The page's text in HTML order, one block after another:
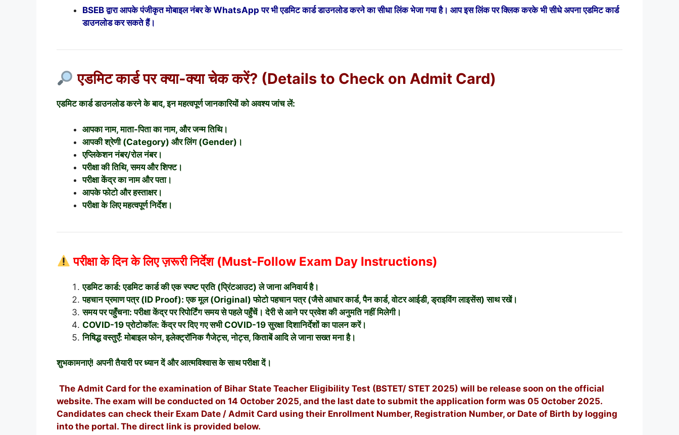
BSEB द्वारा आपके पंजीकृत मोबाइल नंबर के WhatsApp पर भी एडमिट कार्ड डाउनलोड करने का सीधा लिंक भेजा गया है। आप इस लिंक पर क्लिक करके भी सीधे अपना एडमिट कार्ड
डाउनलोड कर सकते हैं।
एडमिट कार्ड पर क्या-क्या चेक करें? (Details to Check on Admit Card)
एडमिट कार्ड डाउनलोड करने के बाद, इन महत्वपूर्ण जानकारियों को अवश्य जांच लें:
आपका नाम, माता-पिता का नाम, और जन्म तिथि।
आपकी श्रेणी (Category) और लिंग (Gender)।
एप्लिकेशन नंबर/रोल नंबर।
परीक्षा की तिथि, समय और शिफ्ट।
परीक्षा केंद्र का नाम और पता।
आपके फोटो और हस्ताक्षर।
परीक्षा के लिए महत्वपूर्ण निर्देश।
परीक्षा के दिन के लिए ज़रूरी निर्देश (Must-Follow Exam Day Instructions)
एडमिट कार्ड: एडमिट कार्ड की एक स्पष्ट प्रति (प्रिंटआउट) ले जाना अनिवार्य है।
पहचान प्रमाण पत्र (ID Proof): एक मूल (Original) फोटो पहचान पत्र (जैसे आधार कार्ड, पैन कार्ड, वोटर आईडी, ड्राइविंग लाइसेंस) साथ रखें।
समय पर पहुँचना: परीक्षा केंद्र पर रिपोर्टिंग समय से पहले पहुँचें। देरी से आने पर प्रवेश की अनुमति नहीं मिलेगी।
COVID-19 प्रोटोकॉल: केंद्र पर दिए गए सभी COVID-19 सुरक्षा दिशानिर्देशों का पालन करें।
निषिद्ध वस्तुएँ: मोबाइल फोन, इलेक्ट्रॉनिक गैजेट्स, नोट्स, किताबें आदि ले जाना सख्त मना है।
शुभकामनाएं! अपनी तैयारी पर ध्यान दें और आत्मविश्वास के साथ परीक्षा दें।
The Admit Card for the examination of Bihar State Teacher Eligibility Test (BSTET/ STET 2025) will be release soon on the official
website. The exam will be conducted on 14 October 2025, and the last date to submit the application form was 05 October 2025.
Candidates can check their Exam Date / Admit Card using their Enrollment Number, Registration Number, or Date of Birth by logging
into the portal. The direct link is provided below.